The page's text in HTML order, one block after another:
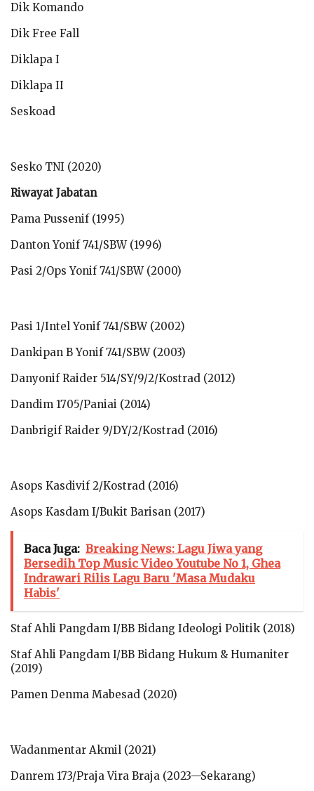
Dik Komando
Dik Free Fall
Diklapa I
Diklapa II
Seskoad
Sesko TNI (2020)
Riwayat Jabatan
Pama Pussenif (1995)
Danton Yonif 741/SBW (1996)
Pasi 2/Ops Yonif 741/SBW (2000)
Pasi 1/Intel Yonif 741/SBW (2002)
Dankipan B Yonif 741/SBW (2003)
Danyonif Raider 514/SY/9/2/Kostrad (2012)
Dandim 1705/Paniai (2014)
Danbrigif Raider 9/DY/2/Kostrad (2016)
Asops Kasdivif 2/Kostrad (2016)
Asops Kasdam I/Bukit Barisan (2017)
Baca Juga: Breaking News: Lagu Jiwa yang
Bersedih Top Music Video Youtube No 1, Ghea
Indrawari Rilis Lagu Baru 'Masa Mudaku
Habis'
Staf Ahli Pangdam I/BB Bidang Ideologi Politik (2018)
Staf Ahli Pangdam I/BB Bidang Hukum & Humaniter
(2019)
Pamen Denma Mabesad (2020)
Wadanmentar Akmil (2021)
Danrem 173/Praja Vira Braja (2023—Sekarang)